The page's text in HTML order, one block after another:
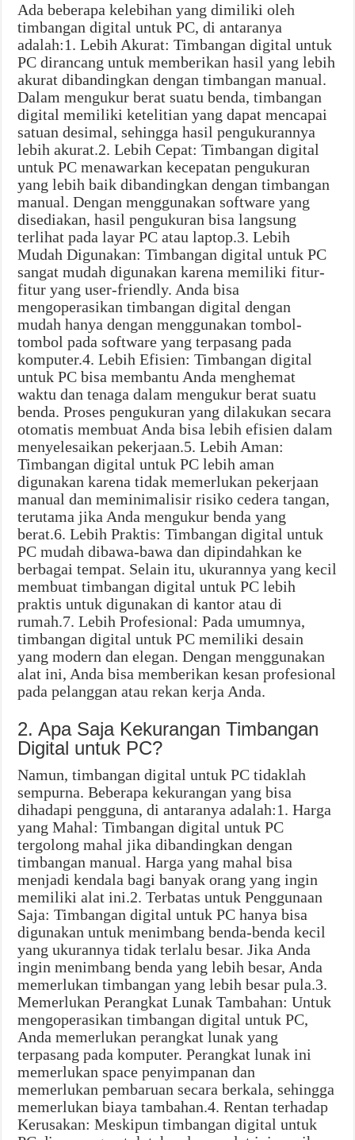
Ada beberapa kelebihan yang dimiliki oleh
timbangan digital untuk PC, di antaranya
adalah:1. Lebih Akurat: Timbangan digital untuk
PC dirancang untuk memberikan hasil yang lebih
akurat dibandingkan dengan timbangan manual.
Dalam mengukur berat suatu benda, timbangan
digital memiliki ketelitian yang dapat mencapai
satuan desimal, sehingga hasil pengukurannya
lebih akurat.2. Lebih Cepat: Timbangan digital
untuk PC menawarkan kecepatan pengukuran
yang lebih baik dibandingkan dengan timbangan
manual. Dengan menggunakan software yang
disediakan, hasil pengukuran bisa langsung
terlihat pada layar PC atau laptop.3. Lebih
Mudah Digunakan: Timbangan digital untuk PC
sangat mudah digunakan karena memiliki fitur-
fitur yang user-friendly. Anda bisa
mengoperasikan timbangan digital dengan
mudah hanya dengan menggunakan tombol-
tombol pada software yang terpasang pada
komputer.4. Lebih Efisien: Timbangan digital
untuk PC bisa membantu Anda menghemat
waktu dan tenaga dalam mengukur berat suatu
benda. Proses pengukuran yang dilakukan secara
otomatis membuat Anda bisa lebih efisien dalam
menyelesaikan pekerjaan.5. Lebih Aman:
Timbangan digital untuk PC lebih aman
digunakan karena tidak memerlukan pekerjaan
manual dan meminimalisir risiko cedera tangan,
terutama jika Anda mengukur benda yang
berat.6. Lebih Praktis: Timbangan digital untuk
PC mudah dibawa-bawa dan dipindahkan ke
berbagai tempat. Selain itu, ukurannya yang kecil
membuat timbangan digital untuk PC lebih
praktis untuk digunakan di kantor atau di
rumah.7. Lebih Profesional: Pada umumnya,
timbangan digital untuk PC memiliki desain
yang modern dan elegan. Dengan menggunakan
alat ini, Anda bisa memberikan kesan profesional
pada pelanggan atau rekan kerja Anda.
2. Apa Saja Kekurangan Timbangan
Digital untuk PC?
Namun, timbangan digital untuk PC tidaklah
sempurna. Beberapa kekurangan yang bisa
dihadapi pengguna, di antaranya adalah:1. Harga
yang Mahal: Timbangan digital untuk PC
tergolong mahal jika dibandingkan dengan
timbangan manual. Harga yang mahal bisa
menjadi kendala bagi banyak orang yang ingin
memiliki alat ini.2. Terbatas untuk Penggunaan
Saja: Timbangan digital untuk PC hanya bisa
digunakan untuk menimbang benda-benda kecil
yang ukurannya tidak terlalu besar. Jika Anda
ingin menimbang benda yang lebih besar, Anda
memerlukan timbangan yang lebih besar pula.3.
Memerlukan Perangkat Lunak Tambahan: Untuk
mengoperasikan timbangan digital untuk PC,
Anda memerlukan perangkat lunak yang
terpasang pada komputer. Perangkat lunak ini
memerlukan space penyimpanan dan
memerlukan pembaruan secara berkala, sehingga
memerlukan biaya tambahan.4. Rentan terhadap
Kerusakan: Meskipun timbangan digital untuk